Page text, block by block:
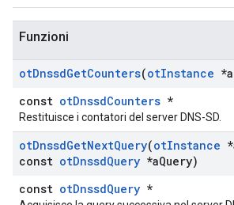
Funzioni
otDnssdGetCounters(otInstance *a
const otDnssdCounters *
Restituisce i contatori del server DNS-SD.
otDnssdGetNextQuery(otInstance
const otDnssdQuery *aQuery)
const otDnssdQuery *